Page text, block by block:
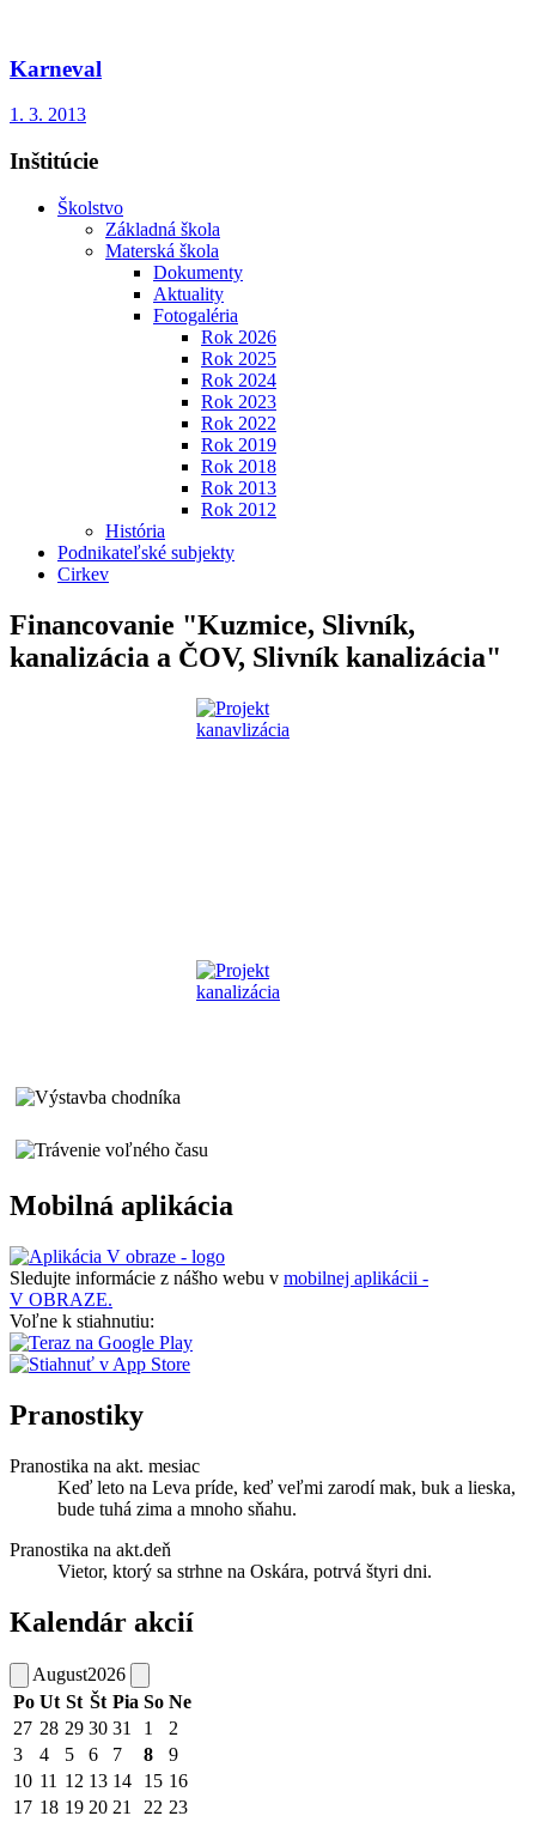
Karneval
1. 3. 2013
Inštitúcie
Školstvo
Základná škola
Materská škola
Dokumenty
Aktuality
Fotogaléria
Rok 2026
Rok 2025
Rok 2024
Rok 2023
Rok 2022
Rok 2019
Rok 2018
Rok 2013
Rok 2012
História
Podnikateľské subjekty
Cirkev
Financovanie "Kuzmice, Slivník,
kanalizácia a ČOV, Slivník kanalizácia"
Mobilná aplikácia
Sledujte informácie z nášho webu v mobilnej aplikácii -
V OBRAZE.
Voľne k stiahnutiu:
Pranostiky
Pranostika na akt. mesiac
Keď leto na Leva príde, keď veľmi zarodí mak, buk a lieska,
bude tuhá zima a mnoho sňahu.
Pranostika na akt.deň
Vietor, ktorý sa strhne na Oskára, potrvá štyri dni.
Kalendár akcií
August2026
Po Ut St Št Pia So Ne
27 28 29 30 31 1
2
3
4 5 6 7 8
9
10 11 12 13 14 15 16
17 18 19 20 21 22 23